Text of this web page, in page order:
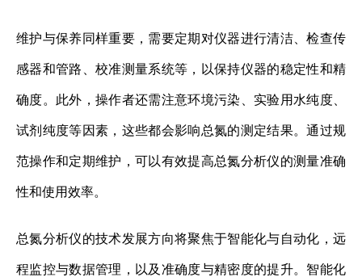
维护与保养同样重要，需要定期对仪器进行清洁、检查传
感器和管路、校准测量系统等，以保持仪器的稳定性和精
确度。此外，操作者还需注意环境污染、实验用水纯度、
试剂纯度等因素，这些都会影响总氮的测定结果。通过规
范操作和定期维护，可以有效提高总氮分析仪的测量准确
性和使用效率。
总氮分析仪的技术发展方向将聚焦于智能化与自动化，远
程监控与数据管理，以及准确度与精密度的提升。智能化